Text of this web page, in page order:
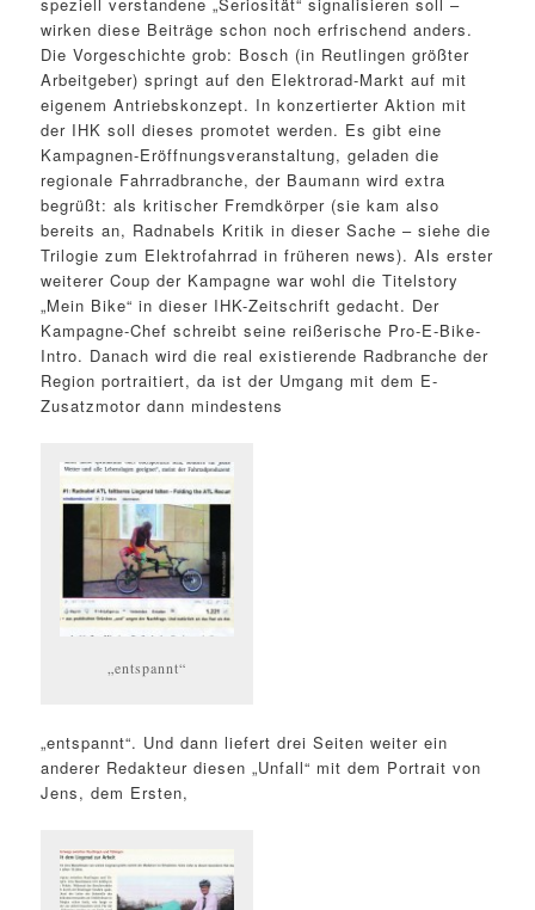
wirken diese Beiträge schon noch erfrischend anders.
Die Vorgeschichte grob: Bosch (in Reutlingen größter
Arbeitgeber) springt auf den Elektrorad-Markt auf mit
eigenem Antriebskonzept. In konzertierter Aktion mit
der IHK soll dieses promotet werden. Es gibt eine
Kampagnen-Eröffnungsveranstaltung, geladen die
regionale Fahrradbranche, der Baumann wird extra
begrüßt: als kritischer Fremdkörper (sie kam also
bereits an, Radnabels Kritik in dieser Sache – siehe die
Trilogie zum Elektrofahrrad in früheren news). Als erster
weiterer Coup der Kampagne war wohl die Titelstory
„Mein Bike“ in dieser IHK-Zeitschrift gedacht. Der
Kampagne-Chef schreibt seine reißerische Pro-E-Bike-
Intro. Danach wird die real existierende Radbranche der
Region portraitiert, da ist der Umgang mit dem E-
Zusatzmotor dann mindestens
„entspannt“
„entspannt“. Und dann liefert drei Seiten weiter ein
anderer Redakteur diesen „Unfall“ mit dem Portrait von
Jens, dem Ersten,